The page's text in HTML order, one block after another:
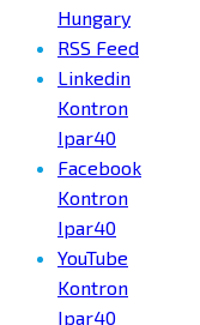
Hungary
RSS Feed
Linkedin
Kontron
Ipar40
Facebook
Kontron
Ipar40
YouTube
Kontron
Ipar40